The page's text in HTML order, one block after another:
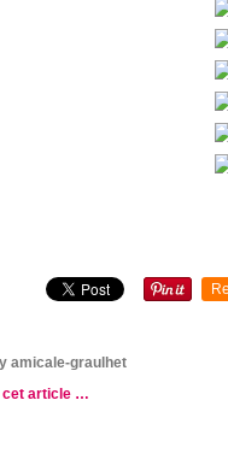
amicale-graulhet
article …